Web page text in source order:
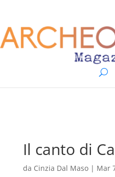
Il canto di
da Cinzia Dal Maso| Mar